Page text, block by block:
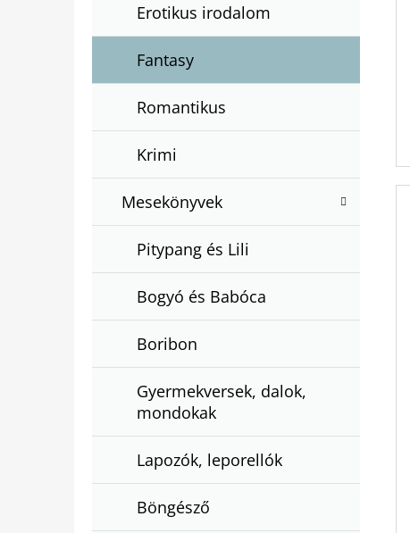
Erotikus irodalom
Fantasy
Romantikus
Krimi
Mesekönyvek
Pitypang és Lili
Bogyó és Babóca
Boribon
Gyermekversek, dalok,
mondokak
Lapozók, leporellók
Böngésző